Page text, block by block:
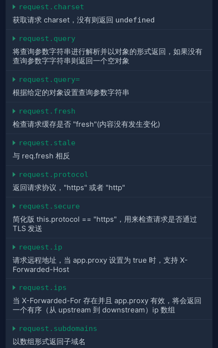
request.charset
获取请求 charset，没有则返回 undefined
request.query
将查询参数字符串进行解析并以对象的形式返回，如果没有
查询参数字字符串则返回一个空对象
request.query=
根据给定的对象设置查询参数字符串
request.fresh
检查请求缓存是否 "fresh"(内容没有发生变化)
request.stale
与 req.fresh 相反
request.protocol
返回请求协议，"https" 或者 "http"
request.secure
简化版 this.protocol == "https"，用来检查请求是否通过
TLS 发送
request.ip
请求远程地址，当 app.proxy 设置为 true 时，支持 X-
Forwarded-Host
request.ips
当 X-Forwarded-For 存在并且 app.proxy 有效，将会返回
一个有序（从 upstream 到 downstream）ip 数组
request.subdomains
以数组形式返回子域名